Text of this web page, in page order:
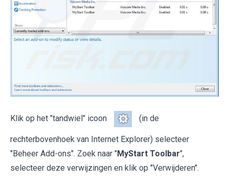
Klik op het "tandwiel" icoon (in de
rechterbovenhoek van Internet Explorer) selecteer
"Beheer Add-ons". Zoek naar "MyStart Toolbar",
selecteer deze verwijzingen en klik op "Verwijderen".